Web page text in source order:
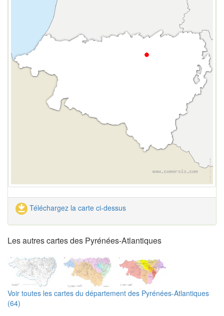
Téléchargez la carte ci-dessus
Les autres cartes des Pyrénées-Atlantiques
Voir toutes les cartes du département des Pyrénées-Atlantiques
(64)